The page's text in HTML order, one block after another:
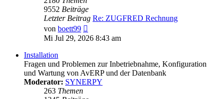
9552 Beiträge
Letzter Beitrag Re: ZUGFRED Rechnung
von boett99
Beitrag
Mi Jul 29, 2026 8:43 am
Installation
Fragen und Problemen zur Inbetriebnahme, Konfiguration
und Wartung von AvERP und der Datenbank
Moderator: SYNERPY
263 Themen